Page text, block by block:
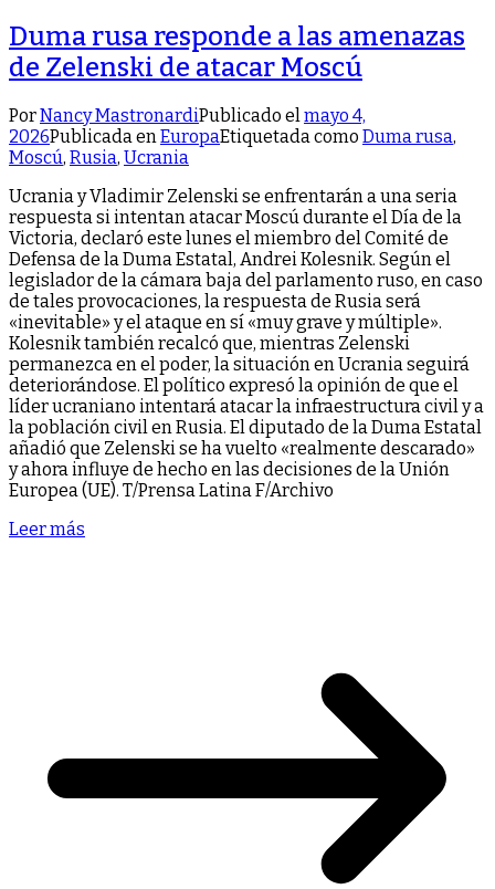
Duma rusa responde a las amenazas
de Zelenski de atacar Moscú
PorNancy MastronardiPublicado elmayo 4,
2026Publicada enEuropaEtiquetada como Duma rusa,
Moscú, Rusia, Ucrania
Ucrania y Vladimir Zelenski se enfrentarán a una seria
respuesta si intentan atacar Moscú durante el Día de la
Victoria, declaró este lunes el miembro del Comité de
Defensa de la Duma Estatal, Andrei Kolesnik. Según el
legislador de la cámara baja del parlamento ruso, en caso
de tales provocaciones, la respuesta de Rusia será
«inevitable» y el ataque en sí «muy grave y múltiple».
Kolesnik también recalcó que, mientras Zelenski
permanezca en el poder, la situación en Ucrania seguirá
deteriorándose. El político expresó la opinión de que el
líder ucraniano intentará atacar la infraestructura civil y a
la población civil en Rusia. El diputado de la Duma Estatal
añadió que Zelenski se ha vuelto «realmente descarado»
y ahora influye de hecho en las decisiones de la Unión
Europea (UE). T/Prensa Latina F/Archivo
Leer más